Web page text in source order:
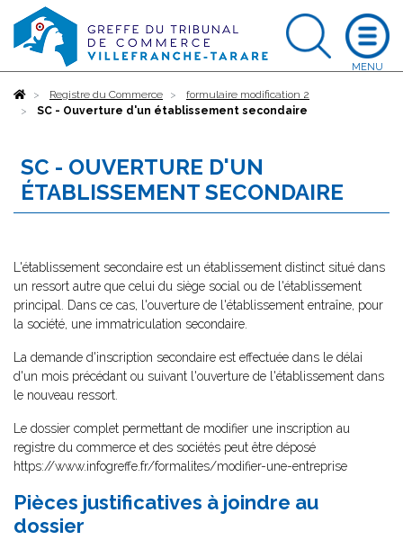
AccueilRegistre du Commerce
formulaire modification 2
SC - Ouverture d'un établissement secondaire
SC - OUVERTURE D'UN
ÉTABLISSEMENT SECONDAIRE
L'établissement secondaire est un établissement distinct situé dans
un ressort autre que celui du siège social ou de l'établissement
principal. Dans ce cas, l'ouverture de l'établissement entraîne, pour
la société, une immatriculation secondaire.
La demande d'inscription secondaire est effectuée dans le délai
d'un mois précédant ou suivant l'ouverture de l'établissement dans
le nouveau ressort.
Le dossier complet permettant de modifier une inscription au
registre du commerce et des sociétés peut être déposé
https://www.infogreffe.fr/formalites/modifier-une-entreprise
Pièces justificatives à joindre au
dossier